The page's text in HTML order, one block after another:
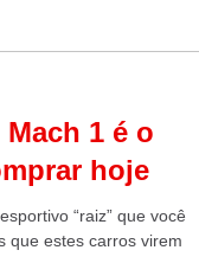
1 é o
hoje
“raiz” que você
que estes carros virem